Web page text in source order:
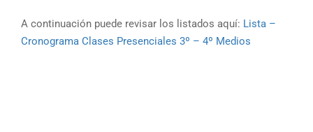
A continuación puede revisar los listados aquí: Lista –
Cronograma Clases Presenciales 3º – 4º Medios